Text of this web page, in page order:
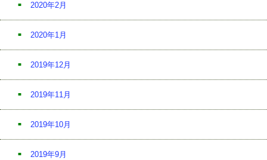
2020年2月
2020年1月
2019年12月
2019年11月
2019年10月
2019年9月